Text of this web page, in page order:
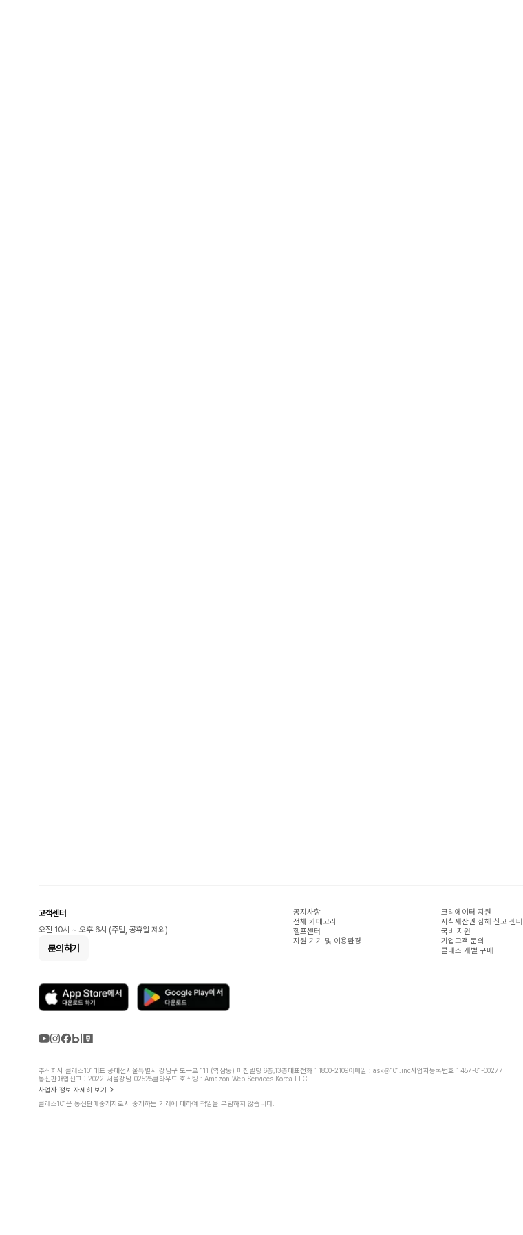
고객센터
오전 10시 ~ 오후 6시 (주말, 공휴일 제외)
문의하기
공지사항
전체 카테고리
헬프센터
지원 기기 및 이용환경
크리에이터 지원
지식재산권 침해 신고 센터
국비 지원
기업고객 문의
클래스 개별 구매
주식회사 클래스101대표 공대선서울특별시 강남구 도곡로 111 (역삼동) 미진빌딩 6층,13층대표전화 : 1800-2109이메일 : ask@101.inc사업자등록번호 : 457-81-00277
통신판매업신고 : 2022-서울강남-02525클라우드 호스팅 : Amazon Web Services Korea LLC
사업자 정보 자세히 보기
클래스101은 통신판매중개자로서 중개하는 거래에 대하여 책임을 부담하지 않습니다.